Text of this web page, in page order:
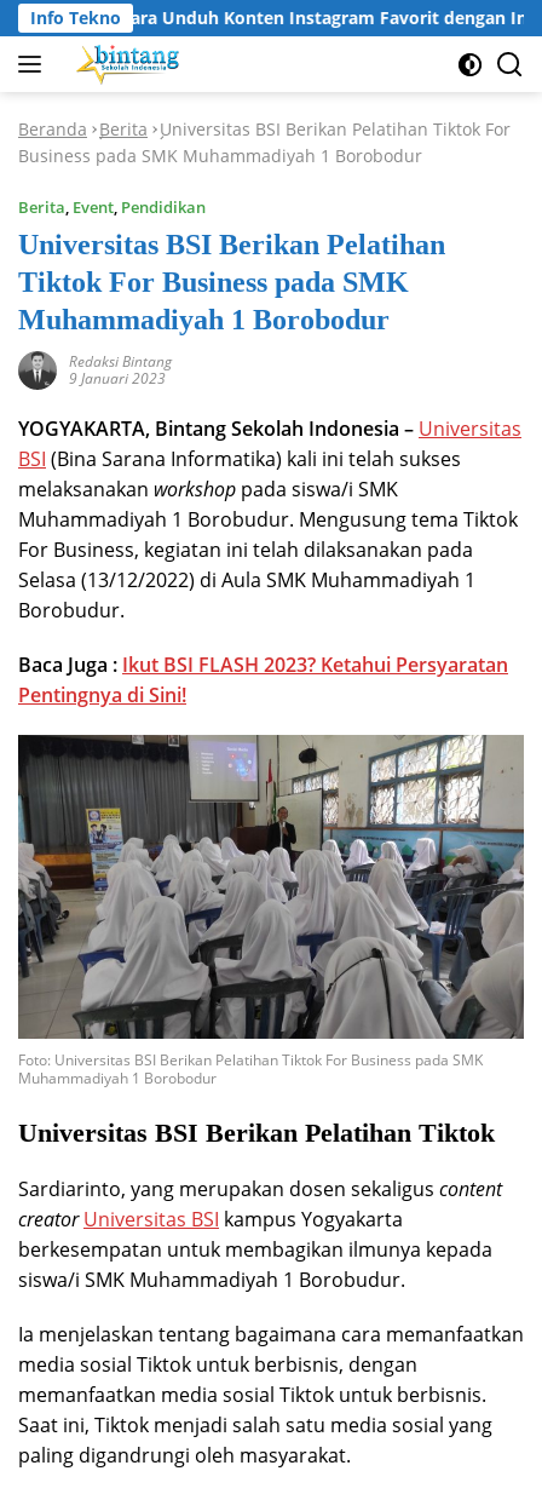
Langsung
ke
konten
Info TeknoCara Unduh Konten Instagram Favorit dengan
Beranda -Berita -Universitas BSI Berikan Pelatihan Tiktok For
Business pada SMK Muhammadiyah 1 Borobodur
Berita, Event, Pendidikan
Universitas BSI Berikan Pelatihan
Tiktok For Business pada SMK
Muhammadiyah 1 Borobodur
Redaksi Bintang
9 Januari 2023
YOGYAKARTA, Bintang Sekolah Indonesia – Universitas
BSI (Bina Sarana Informatika) kali ini telah sukses
melaksanakan workshop pada siswa/i SMK
Muhammadiyah 1 Borobudur. Mengusung tema Tiktok
For Business, kegiatan ini telah dilaksanakan pada
Selasa (13/12/2022) di Aula SMK Muhammadiyah 1
Borobudur.
Baca Juga : Ikut BSI FLASH 2023? Ketahui Persyaratan
Pentingnya di Sini!
Foto: Universitas BSI Berikan Pelatihan Tiktok For Business pada SMK
Muhammadiyah 1 Borobodur
Universitas BSI Berikan Pelatihan Tiktok
Sardiarinto, yang merupakan dosen sekaligus content
creator Universitas BSI kampus Yogyakarta
berkesempatan untuk membagikan ilmunya kepada
siswa/i SMK Muhammadiyah 1 Borobudur.
Ia menjelaskan tentang bagaimana cara memanfaatkan
media sosial Tiktok untuk berbisnis, dengan
memanfaatkan media sosial Tiktok untuk berbisnis.
Saat ini, Tiktok menjadi salah satu media sosial yang
paling digandrungi oleh masyarakat.